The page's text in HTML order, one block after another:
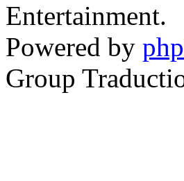
Entertainment.
Powered by
Group